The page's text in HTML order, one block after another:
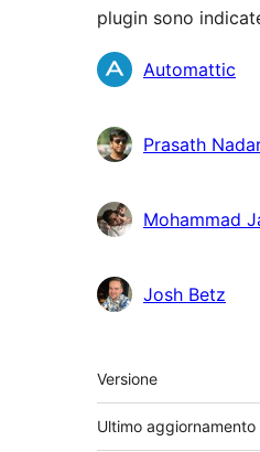
plugin sono
Collaboratori
Automattic
Prasath
Mohammad
Josh Betz
Meta
Versione
Ultimo aggiornamento